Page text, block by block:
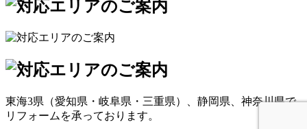
東海3県（愛知県・岐阜県・三重県）、静岡県、神奈川県で
リフォームを承っております。